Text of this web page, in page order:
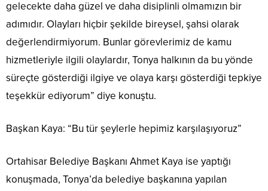
gelecekte daha güzel ve daha disiplinli olmamızın bir
adımıdır. Olayları hiçbir şekilde bireysel, şahsi olarak
değerlendirmiyorum. Bunlar görevlerimiz de kamu
hizmetleriyle ilgili olaylardır, Tonya halkının da bu yönde
süreçte gösterdiği ilgiye ve olaya karşı gösterdiği tepkiye
teşekkür ediyorum” diye konuştu.
Başkan Kaya: “Bu tür şeylerle hepimiz karşılaşıyoruz”
Ortahisar Belediye Başkanı Ahmet Kaya ise yaptığı
konuşmada, Tonya’da belediye başkanına yapılan